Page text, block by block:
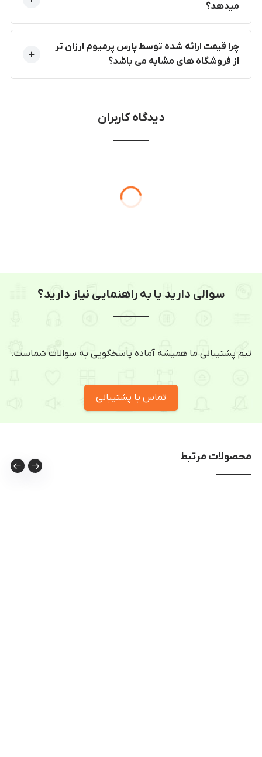
میدهد؟
چرا قیمت ارائه شده توسط پارس پرمیوم ارزان تر
از فروشگاه های مشابه می باشد؟
دیدگاه کاربران
سوالی دارید یا به راهنمایی نیاز دارید؟
تیم پشتیبانی ما همیشه آماده پاسخگویی به سوالات شماست.
تماس با پشتیبانی
محصولات مرتبط